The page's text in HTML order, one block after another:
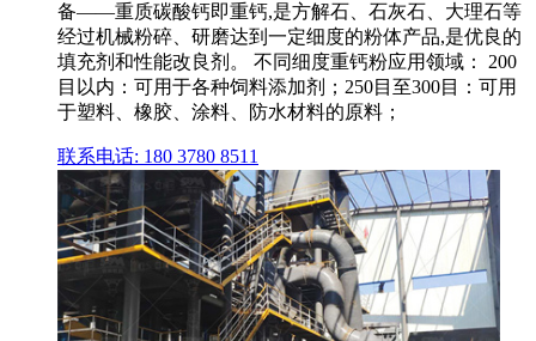
备——重质碳酸钙即重钙,是方解石、石灰石、大理石等
经过机械粉碎、研磨达到一定细度的粉体产品,是优良的
填充剂和性能改良剂。 不同细度重钙粉应用领域： 200
目以内：可用于各种饲料添加剂；250目至300目：可用
于塑料、橡胶、涂料、防水材料的原料；
联系电话: 180 3780 8511